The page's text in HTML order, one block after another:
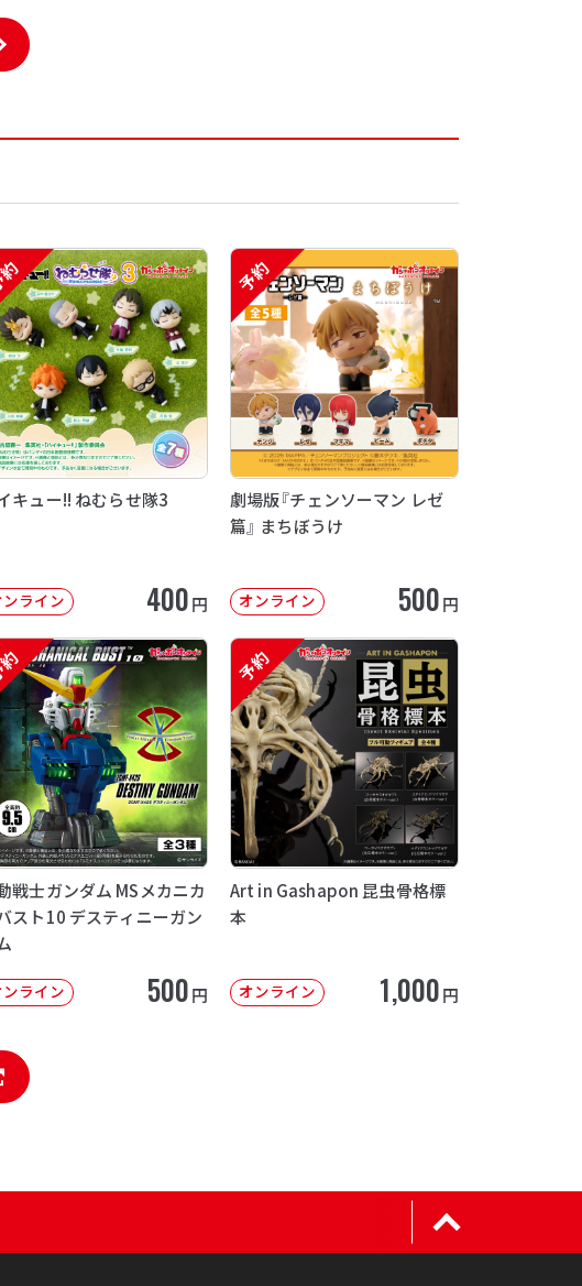
キュー!! ねむらせ隊3
ンライン 400円
予約
劇場版『チェンソーマン レゼ
篇』 まちぼうけ
オンライン 500円
戦士ガンダム MSメカニカ
スト10 デスティニーガン
ンライン 500円
予約
Art in Gashapon 昆虫骨格標
本
オンライン 1,000円